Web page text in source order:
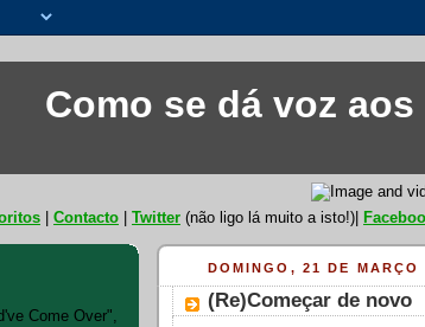
Como se dá voz
Contacto Twitter (não ligo lá muito a isto!)|
Come Over",
DOMINGO, 21 DE MARÇO
(Re)Começar de novo